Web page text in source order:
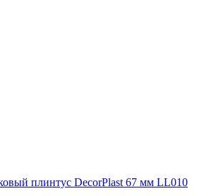
плинтус DecorPlast 67 мм LL010